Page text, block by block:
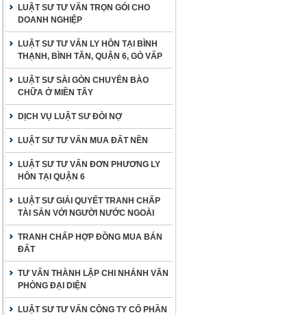
LUẬT SƯ TƯ VẤN TRỌN GÓI CHO
DOANH NGHIỆP
LUẬT SƯ TƯ VẤN LY HÔN TẠI BÌNH
THẠNH, BÌNH TÂN, QUẬN 6, GÒ VẤP
LUẬT SƯ SÀI GÒN CHUYÊN BÀO
CHỮA Ở MIỀN TÂY
DỊCH VỤ LUẬT SƯ ĐÒI NỢ
LUẬT SƯ TƯ VẤN MUA ĐẤT NỀN
LUẬT SƯ TƯ VẤN ĐƠN PHƯƠNG LY
HÔN TẠI QUẬN 6
LUẬT SƯ GIẢI QUYẾT TRANH CHẤP
TÀI SẢN VỚI NGƯỜI NƯỚC NGOÀI
TRANH CHẤP HỢP ĐỒNG MUA BÁN
ĐẤT
TƯ VẤN THÀNH LẬP CHI NHÁNH VĂN
PHÒNG ĐẠI DIỆN
LUẬT SƯ TƯ VẤN CÔNG TY CỔ PHẦN